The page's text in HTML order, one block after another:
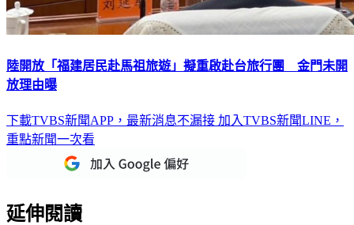
陸開放「福建居民赴馬祖旅遊」擬重啟赴台旅行團 金門未開
放理由曝
下載TVBS新聞APP，最新消息不漏接 加入TVBS新聞LINE，
重點新聞一次看
延伸閱讀